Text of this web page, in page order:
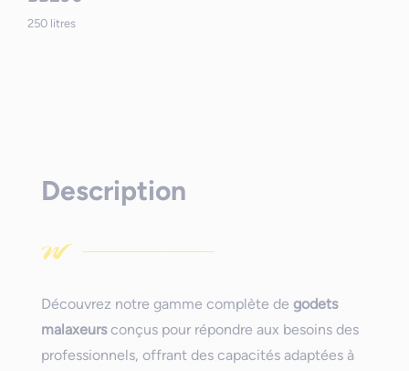
250 litres
Description
Découvrez notre gamme complète de godets
malaxeursconçus pour répondre aux besoins des
professionnels, offrant des capacités adaptées à